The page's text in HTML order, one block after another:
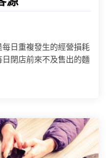
日重複發生的經營損耗
閉店前來不及售出的麵